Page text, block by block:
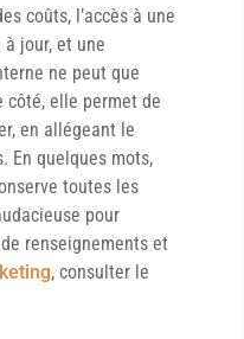
coûts, l’accès à une
jour, et une
ne peut que
côté, elle permet de
en allégeant le
En quelques mots,
toutes les
pour
renseignements et
, consulter le